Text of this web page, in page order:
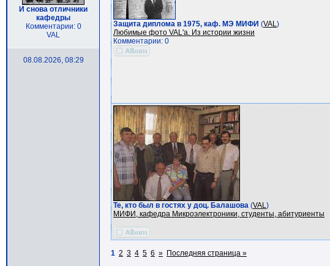
И снова отличники
кафедры
Комментарии: 0
VAL
08.08.2026, 08:29
Защита диплома в 1975, каф. МЭ МИФИ (VAL)
Любимые фото VAL'a. Из истории жизни
Комментарии: 0
Те, кто был в гостях у доц. Балашова (VAL)
МИФИ, кафедра Микроэлектроники, студенты, абитуриенты
1 2 3 4 5 6 » Последняя страница »